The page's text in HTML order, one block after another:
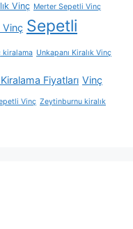
Vinç Merter Sepetli Vinç
Vinç Sepetli
kiralama Unkapanı Kiralık Vinç
Fiyatları Vinç
Vinç Zeytinburnu kiralık